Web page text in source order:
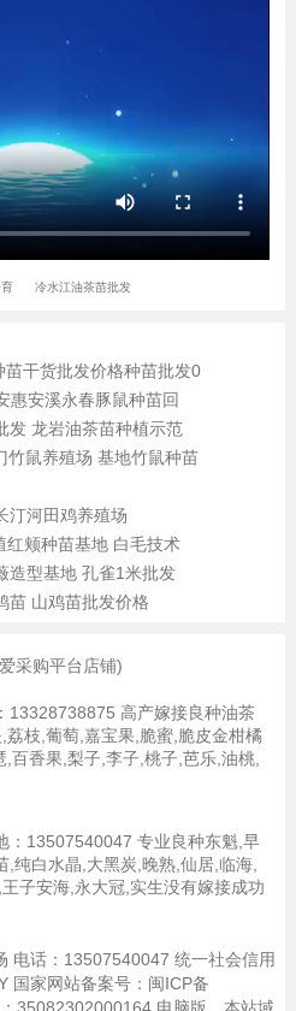
冷水江油茶苗批发
干货批发价格种苗批发0
惠安溪永春豚鼠种苗回
发 龙岩油茶苗种植示范
竹鼠养殖场 基地竹鼠种苗
汀河田鸡养殖场
红颊种苗基地 白毛技术
造型基地 孔雀1米批发
苗 山鸡苗批发价格
采购平台店铺)
13328738875 高产嫁接良种油茶
荔枝,葡萄,嘉宝果,脆蜜,脆皮金柑橘
百香果,梨子,李子,桃子,芭乐,油桃,
： 13507540047 专业良种东魁,早
,纯白水晶,大黑炭,晚熟,仙居,临海,
子安海,永大冠,实生没有嫁接成功
电话：13507540047 统一社会信用
国家网站备案号： 闽ICP备